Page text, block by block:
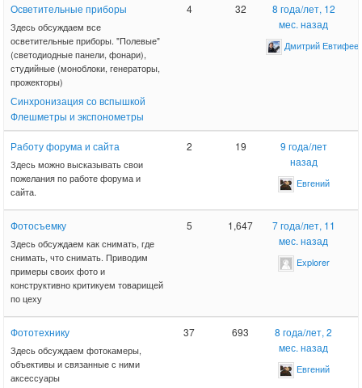
Осветительные приборы
Здесь обсуждаем все
осветительные приборы. "Полевые"
(светодиодные панели, фонари),
студийные (моноблоки, генераторы,
прожекторы)
Синхронизация со вспышкой
Флешметры и экспонометры
4 32
8 года/лет, 12
мес. назад
Дмитрий
Работу форума и сайта
Здесь можно высказывать свои
пожелания по работе форума и
сайта.
2 19
9 года/лет
назад
Евгений
Фотосъемку
Здесь обсуждаем как снимать, где
снимать, что снимать. Приводим
примеры своих фото и
конструктивно критикуем товарищей
по цеху
5 1,647
7 года/лет, 11
мес. назад
Explorer
Фототехнику
Здесь обсуждаем фотокамеры,
объективы и связанные с ними
аксессуары
37 693
8 года/лет, 2
мес. назад
Евгений